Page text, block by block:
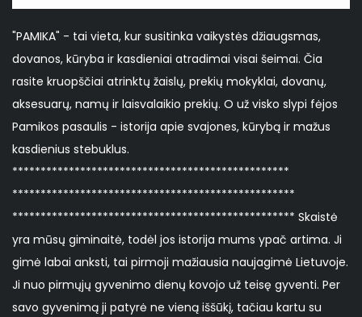
"PAMIKA" - tai vieta, kur susitinka vaikystės džiaugsmas,
dovanos, kūryba ir kasdieniai atradimai visai šeimai. Čia
rasite kruopščiai atrinktų žaislų, prekių mokyklai, dovanų,
aksesuarų, namų ir laisvalaikio prekių. O už visko slypi fėjos
Pamikos pasaulis - istorija apie svajones, kūrybą ir mažus
kasdienius stebuklus.
*************************************************
**************************************************
************************************************** Skaistė
yra mūsų giminaitė, todėl jos istorija mums ypač artima. Ji
gimė labai anksti, tai pirmoji mažiausia naujagimė Lietuvoje.
Ji nuo pirmųjų gyvenimo dienų kovojo už teisę gyventi. Per
savo gyvenimą ji patyrė ne vieną iššūkį, tačiau kartu su